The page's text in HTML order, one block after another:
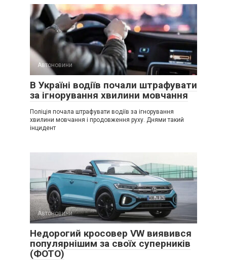
Автоновини
В Україні водіїв почали штрафувати
за ігнорування хвилини мовчання
Поліція почала штрафувати водіїв за ігнорування
хвилини мовчання і продовження руху. Днями такий
інцидент
Автоновини
Недорогий кросовер VW виявився
популярнішим за своїх суперників
(ФОТО)